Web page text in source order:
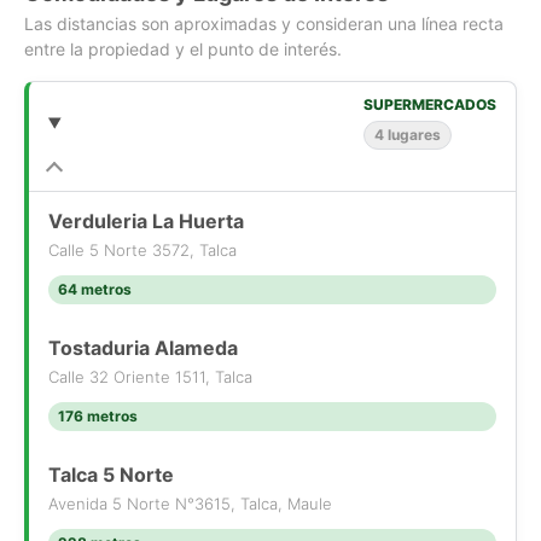
disponibles]
[Use el formulario de contacto o los medios de contacto
disponibles]
Obtén respuestas más inteligentes, carga archivos e
imágenes, y más.
Las distancias son aproximadas y consideran una línea recta
entre la propiedad y el punto de interés.
SUPERMERCADOS
4 lugares
Verduleria La Huerta
Calle 5 Norte 3572, Talca
64 metros
Tostaduria Alameda
Calle 32 Oriente 1511, Talca
176 metros
Talca 5 Norte
Avenida 5 Norte N°3615, Talca, Maule